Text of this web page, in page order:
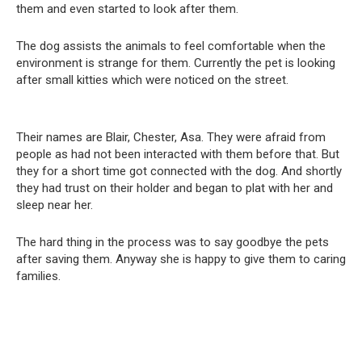
them and even started to look after them.
The dog assists the animals to feel comfortable when the
environment is strange for them. Currently the pet is looking
after small kitties which were noticed on the street.
Their names are Blair, Chester, Asa. They were afraid from
people as had not been interacted with them before that. But
they for a short time got connected with the dog. And shortly
they had trust on their holder and began to plat with her and
sleep near her.
The hard thing in the process was to say goodbye the pets
after saving them. Anyway she is happy to give them to caring
families.